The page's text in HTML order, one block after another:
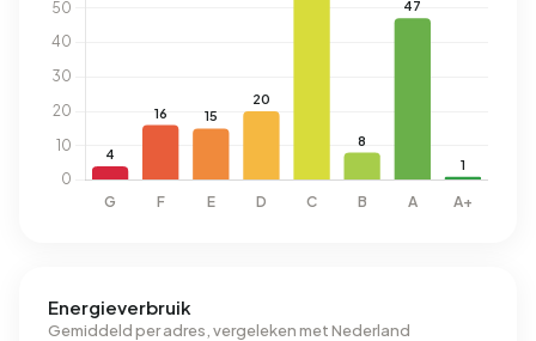
Energieverbruik
Gemiddeld per adres, vergeleken met Nederland